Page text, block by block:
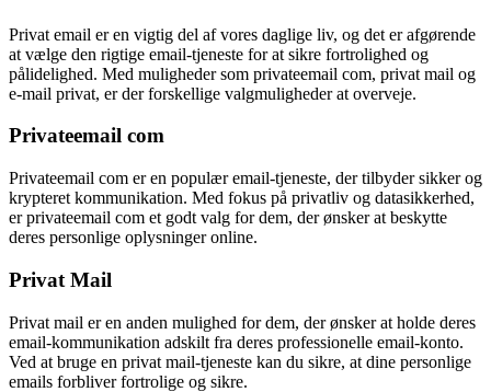
Privat email er en vigtig del af vores daglige liv, og det er afgørende
at vælge den rigtige email-tjeneste for at sikre fortrolighed og
pålidelighed. Med muligheder som privateemail com, privat mail og
e-mail privat, er der forskellige valgmuligheder at overveje.
Privateemail com
Privateemail com er en populær email-tjeneste, der tilbyder sikker og
krypteret kommunikation. Med fokus på privatliv og datasikkerhed,
er privateemail com et godt valg for dem, der ønsker at beskytte
deres personlige oplysninger online.
Privat Mail
Privat mail er en anden mulighed for dem, der ønsker at holde deres
email-kommunikation adskilt fra deres professionelle email-konto.
Ved at bruge en privat mail-tjeneste kan du sikre, at dine personlige
emails forbliver fortrolige og sikre.